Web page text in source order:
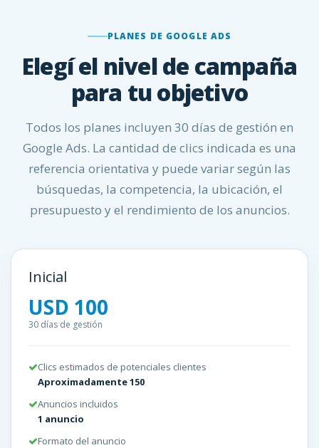
PLANES DE GOOGLE ADS
Elegí el nivel de campaña
para tu objetivo
Todos los planes incluyen 30 días de gestión en
Google Ads. La cantidad de clics indicada es una
referencia orientativa y puede variar según las
búsquedas, la competencia, la ubicación, el
presupuesto y el rendimiento de los anuncios.
Inicial
USD 100
30 días de gestión
Clics estimados de potenciales clientes
Aproximadamente 150
Anuncios incluidos
1 anuncio
Formato del anuncio